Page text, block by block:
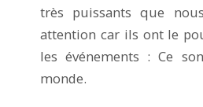
très puissants que
attention car ils ont le
les événements : Ce
monde.